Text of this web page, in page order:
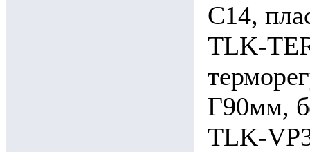
C14,
TLK-
Г90мм,
TLK-